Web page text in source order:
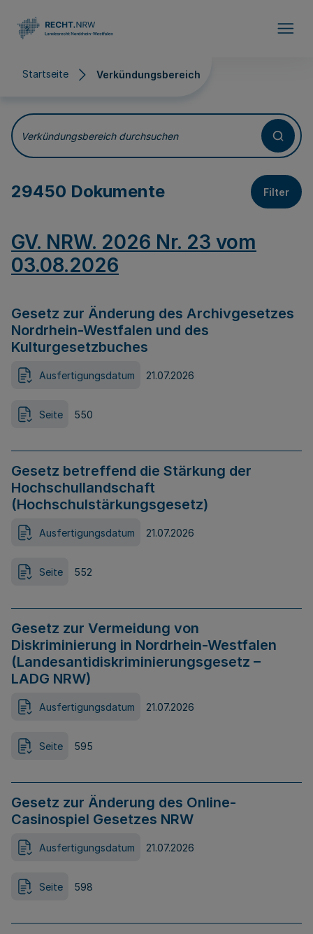
Startseite Verkündungsbereich
Verkündungsbereich
Verkündungsbereich durchsuchen
29450 Dokumente Filter
GV. NRW. 2026 Nr. 23 vom
03.08.2026
Gesetz zur Änderung des Archivgesetzes
Nordrhein-Westfalen und des
Kulturgesetzbuches
Ausfertigungsdatum 21.07.2026
Seite 550
Gesetz betreffend die Stärkung der
Hochschullandschaft
(Hochschulstärkungsgesetz)
Ausfertigungsdatum 21.07.2026
Seite 552
Gesetz zur Vermeidung von
Diskriminierung in Nordrhein-Westfalen
(Landesantidiskriminierungsgesetz –
LADG NRW)
Ausfertigungsdatum 21.07.2026
Seite 595
Gesetz zur Änderung des Online-
Casinospiel Gesetzes NRW
Ausfertigungsdatum 21.07.2026
Seite 598